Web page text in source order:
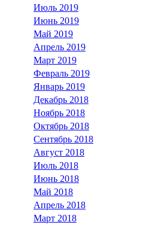
Июль 2019
Июнь 2019
Май 2019
Апрель 2019
Март 2019
Февраль 2019
Январь 2019
Декабрь 2018
Ноябрь 2018
Октябрь 2018
Сентябрь 2018
Август 2018
Июль 2018
Июнь 2018
Май 2018
Апрель 2018
Март 2018